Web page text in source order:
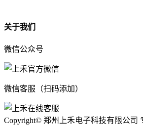
关于我们
微信公众号
微信客服（扫码添加）
Copyright© 郑州上禾电子科技有限公司